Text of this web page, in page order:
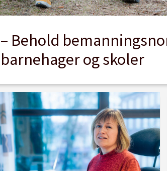
– Behold
barnehager og skoler